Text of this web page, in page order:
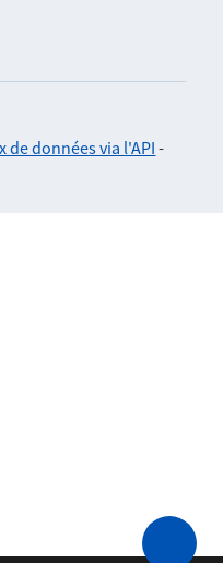
de données via l'API -